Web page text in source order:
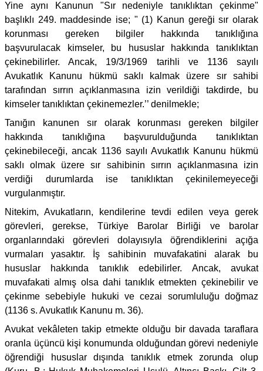
Yine aynı Kanunun "Sır nedeniyle tanıklıktan çekinme"
başlıklı 249. maddesinde ise; " (1) Kanun gereği sır olarak
korunması gereken bilgiler hakkında tanıklığına
başvurulacak kimseler, bu hususlar hakkında tanıklıktan
çekinebilirler. Ancak, 19/3/1969 tarihli ve 1136 sayılı
Avukatlık Kanunu hükmü saklı kalmak üzere sır sahibi
tarafından sırrın açıklanmasına izin verildiği takdirde, bu
kimseler tanıklıktan çekinemezler.’’ denilmekle;
Tanığın kanunen sır olarak korunması gereken bilgiler
hakkında tanıklığına başvurulduğunda tanıklıktan
çekinebileceği, ancak 1136 sayılı Avukatlık Kanunu hükmü
saklı olmak üzere sır sahibinin sırrın açıklanmasına izin
verdiği durumlarda ise tanıklıktan çekinilemeyeceği
vurgulanmıştır.
Nitekim, Avukatların, kendilerine tevdi edilen veya gerek
görevleri, gerekse, Türkiye Barolar Birliği ve barolar
organlarındaki görevleri dolayısıyla öğrendiklerini açığa
vurmaları yasaktır. İş sahibinin muvafakatini alarak bu
hususlar hakkında tanıklık edebilirler. Ancak, avukat
muvafakati almış olsa dahi tanıklık etmekten çekinebilir ve
çekinme sebebiyle hukuki ve cezai sorumluluğu doğmaz
(1136 s. Avukatlık Kanunu m. 36).
Avukat vekâleten takip etmekte olduğu bir davada taraflara
oranla üçüncü kişi konumunda olduğundan görevi nedeniyle
öğrendiği hususlar dışında tanıklık etmek zorunda olup